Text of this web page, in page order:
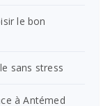
le bon
sans stress
à Antémed